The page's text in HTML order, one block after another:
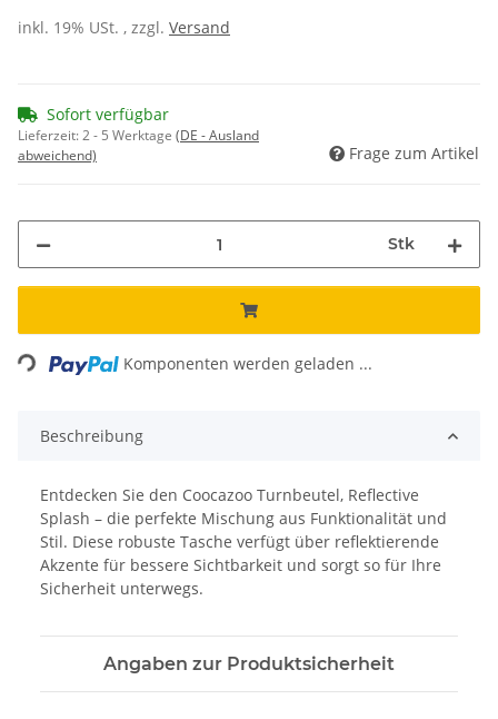
inkl. 19% USt. , zzgl. Versand
Sofort verfügbar
Lieferzeit:2 - 5 Werktage (DE - Ausland
abweichend)
Frage zum Artikel
Stk
Loading... Komponenten werden geladen ...
Beschreibung
Entdecken Sie den Coocazoo Turnbeutel, Reflective
Splash – die perfekte Mischung aus Funktionalität und
Stil. Diese robuste Tasche verfügt über reflektierende
Akzente für bessere Sichtbarkeit und sorgt so für Ihre
Sicherheit unterwegs.
Angaben zur Produktsicherheit